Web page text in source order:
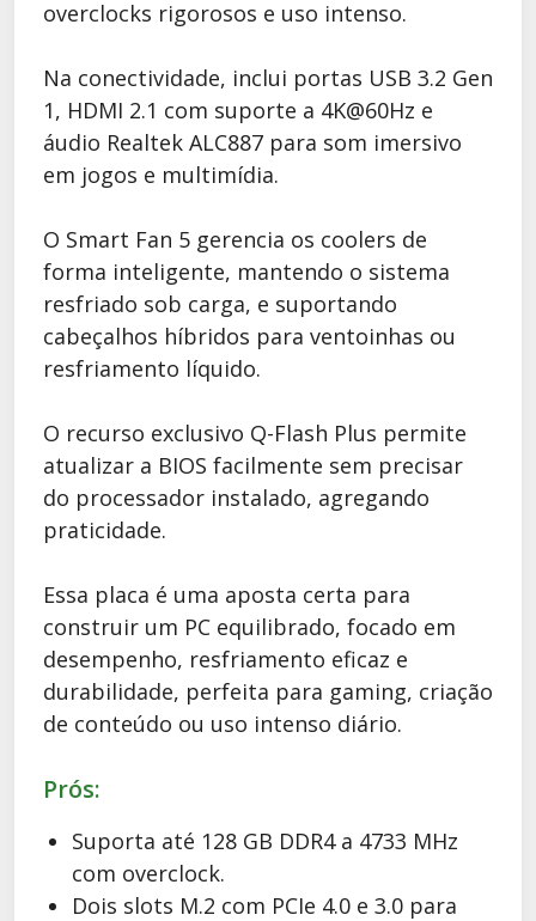
overclocks rigorosos e uso intenso.
Na conectividade, inclui portas USB 3.2 Gen
1, HDMI 2.1 com suporte a 4K@60Hz e
áudio Realtek ALC887 para som imersivo
em jogos e multimídia.
O Smart Fan 5 gerencia os coolers de
forma inteligente, mantendo o sistema
resfriado sob carga, e suportando
cabeçalhos híbridos para ventoinhas ou
resfriamento líquido.
O recurso exclusivo Q-Flash Plus permite
atualizar a BIOS facilmente sem precisar
do processador instalado, agregando
praticidade.
Essa placa é uma aposta certa para
construir um PC equilibrado, focado em
desempenho, resfriamento eficaz e
durabilidade, perfeita para gaming, criação
de conteúdo ou uso intenso diário.
Prós:
Suporta até 128 GB DDR4 a 4733 MHz
com overclock.
Dois slots M.2 com PCIe 4.0 e 3.0 para